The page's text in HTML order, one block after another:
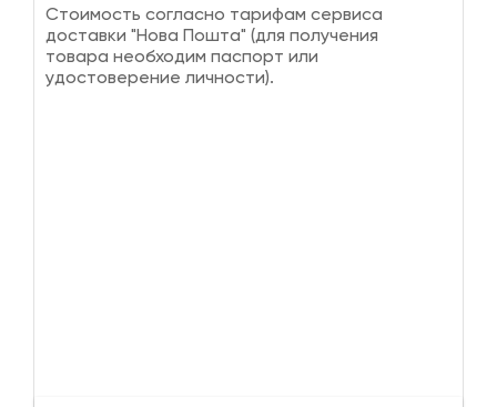
Стоимость согласно тарифам сервиса
доставки "Нова Пошта" (для получения
товара необходим паспорт или
удостоверение личности).